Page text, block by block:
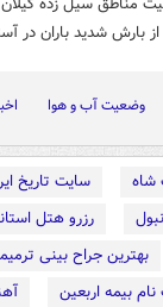
مناطق سیل زده گیلان
شدید باران در
وضعیت آب و هوا
شاه
سایت تاریخ
رزرو هتل
بهترین جراح بینی
بیمه اربعین